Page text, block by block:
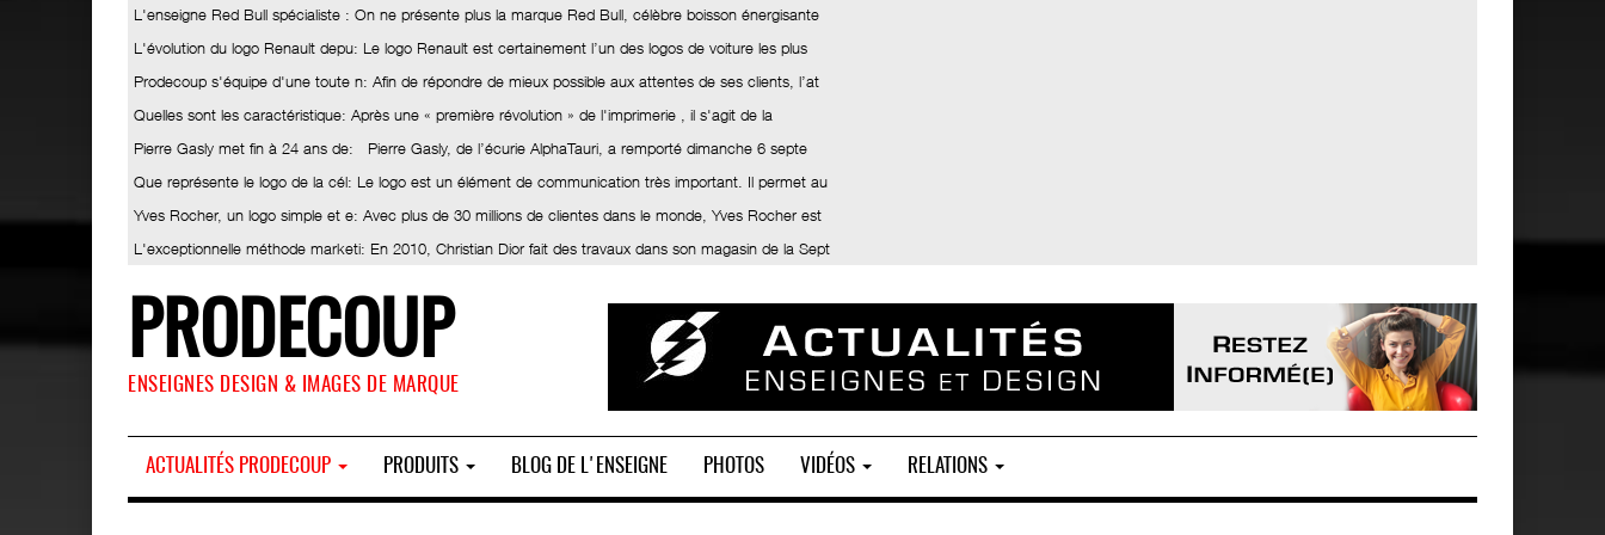
L'enseigne Red Bull spécialiste : On ne présente plus la marque Red Bull, célèbre boisson énergisante
L'évolution du logo Renault depu: Le logo Renault est certainement l’un des logos de voiture les plus
Prodecoup s'équipe d'une toute n: Afin de répondre de mieux possible aux attentes de ses clients, l’at
Quelles sont les caractéristique: Après une « première révolution » de l'imprimerie , il s'agit de la
Pierre Gasly met fin à 24 ans de: Pierre Gasly, de l’écurie AlphaTauri, a remporté dimanche 6 septe
Que représente le logo de la cél: Le logo est un élément de communication très important. Il permet au
Yves Rocher, un logo simple et e: Avec plus de 30 millions de clientes dans le monde, Yves Rocher est
L'exceptionnelle méthode marketi: En 2010, Christian Dior fait des travaux dans son magasin de la Sept
PRODECOUP
ENSEIGNES DESIGN & IMAGES DE MARQUE
ACTUALITÉS PRODECOUP PRODUITS BLOG DE L'ENSEIGNE PHOTOS VIDÉOS RELATIONS